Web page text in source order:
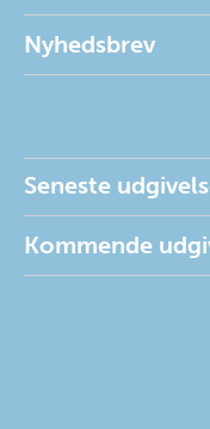
Nyhedsbrev
Seneste
Kommende